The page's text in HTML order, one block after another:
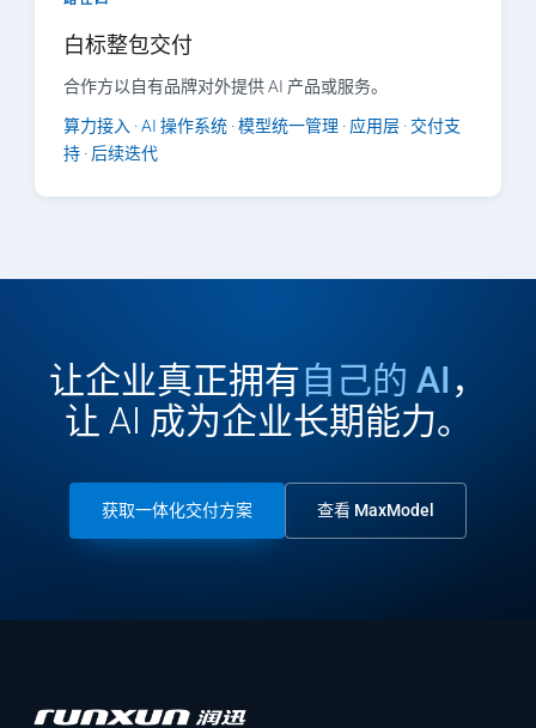
白标整包交付
合作方以自有品牌对外提供 AI 产品或服务。
算力接入 · AI 操作系统 · 模型统一管理 · 应用层 · 交付支
持 · 后续迭代
让企业真正拥有自己的 AI ，
让 AI 成为企业长期能力。
获取一体化交付方案 查看 MaxModel